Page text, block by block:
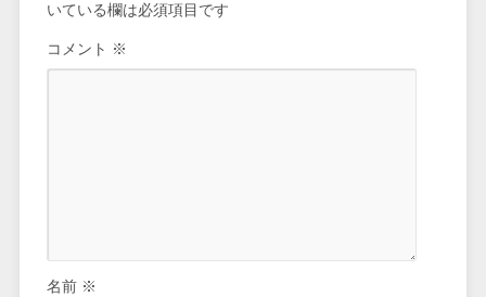
いている欄は必須項目です
コメント ※
名前 ※